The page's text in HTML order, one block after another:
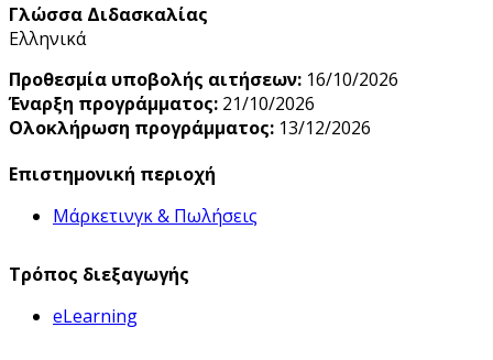
Γλώσσα Διδασκαλίας
Ελληνικά
Προθεσμία υποβολής αιτήσεων: 16/10/2026
Έναρξη προγράμματος: 21/10/2026
Ολοκλήρωση προγράμματος: 13/12/2026
Επιστημονική περιοχή
Μάρκετινγκ & Πωλήσεις
Τρόπος διεξαγωγής
eLearning